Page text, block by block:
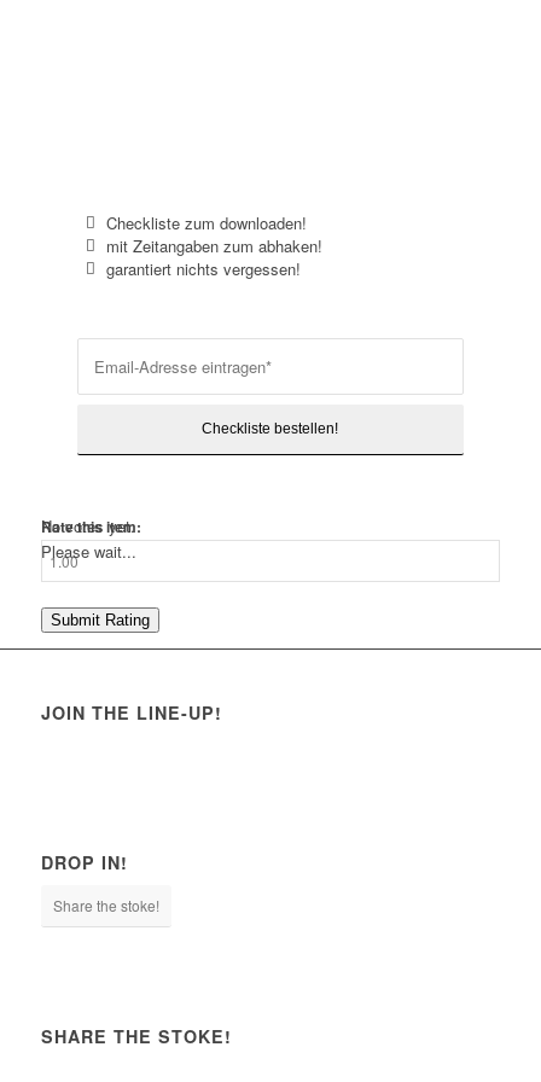
Checkliste zum downloaden!
mit Zeitangaben zum abhaken!
garantiert nichts vergessen!
Rate this item:
Submit Rating
No votes yet.
Please wait...
JOIN THE LINE-UP!
DROP IN!
Share the stoke!
SHARE THE STOKE!